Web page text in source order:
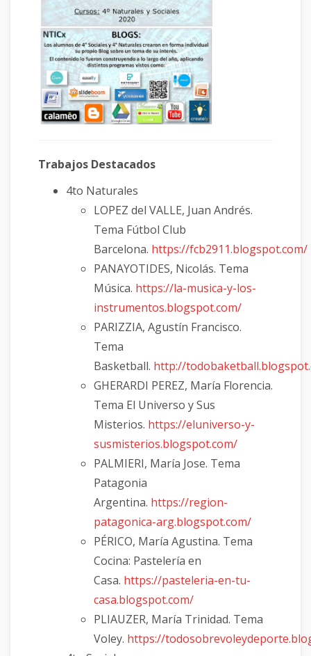
Trabajos Destacados
4to Naturales
LOPEZ del VALLE, Juan Andrés.
Tema Fútbol Club
Barcelona. https://fcb2911.blogspot.com/
PANAYOTIDES, Nicolás. Tema
Música. https://la-musica-y-los-
instrumentos.blogspot.com/
PARIZZIA, Agustín Francisco.
Tema
Basketball. http://
GHERARDI PEREZ, María Florencia.
Tema El Universo y Sus
Misterios. https://eluniverso-y-
susmisterios.blogspot.com/
PALMIERI, María Jose. Tema
Patagonia
Argentina. https://region-
patagonica-arg.blogspot.com/
PÉRICO, María Agustina. Tema
Cocina: Pastelería en
Casa. https://pasteleria-en-tu-
casa.blogspot.com/
PLIAUZER, María Trinidad. Tema
Voley. https://